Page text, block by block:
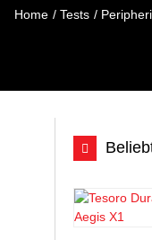
Home Tests